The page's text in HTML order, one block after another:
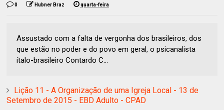
0 Hubner Braz quarta-feira
Assustado com a falta de vergonha dos brasileiros, dos
que estão no poder e do povo em geral, o psicanalista
ítalo-brasileiro Contardo C...
Lição 11 - A Organização de uma Igreja Local - 13 de
Setembro de 2015 - EBD Adulto - CPAD